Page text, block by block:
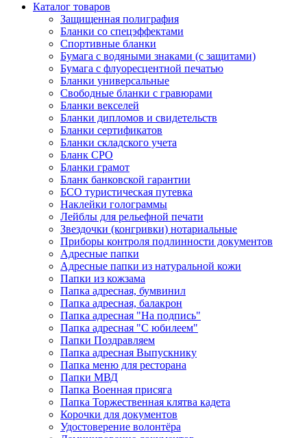
Каталог товаров
Защищенная полиграфия
Бланки со спецэффектами
Спортивные бланки
Бумага с водяными знаками (с защитами)
Бумага с флуоресцентной печатью
Бланки универсальные
Свободные бланки с гравюрами
Бланки векселей
Бланки дипломов и свидетельств
Бланки сертификатов
Бланки складского учета
Бланк СРО
Бланки грамот
Бланк банковской гарантии
БСО туристическая путевка
Наклейки голограммы
Лейблы для рельефной печати
Звездочки (конгривки) нотариальные
Приборы контроля подлинности документов
Адресные папки
Адресные папки из натуральной кожи
Папки из кожзама
Папка адресная, бумвинил
Папка адресная, балакрон
Папка адресная "На подпись"
Папка адресная "C юбилеем"
Папки Поздравляем
Папка адресная Выпускнику
Папка меню для ресторана
Папки МВД
Папка Военная присяга
Папка Торжественная клятва кадета
Корочки для документов
Удостоверение волонтёра